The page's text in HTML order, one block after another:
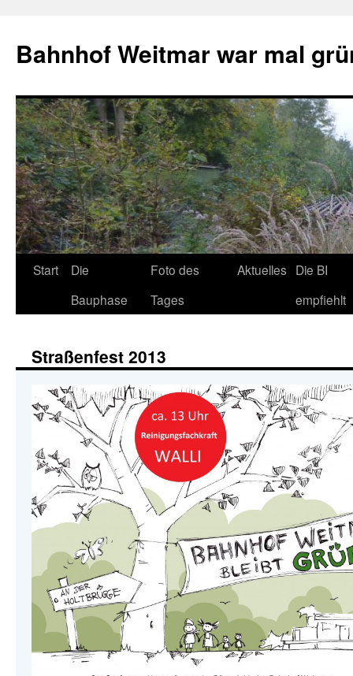
Bahnhof Weitmar war mal
Start
Die
Bauphase
Foto des
Tages
Aktuelles Die BI
empfiehlt
Straßenfest 2013